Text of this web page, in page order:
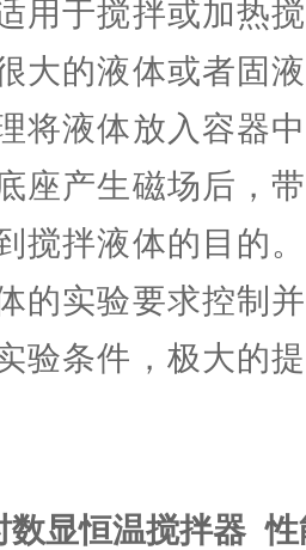
用于搅拌或加热
大的液体或者固
将液体放入容器
座产生磁场后，
搅拌液体的目的
的实验要求控制
验条件，极大的
数显恒温搅拌器